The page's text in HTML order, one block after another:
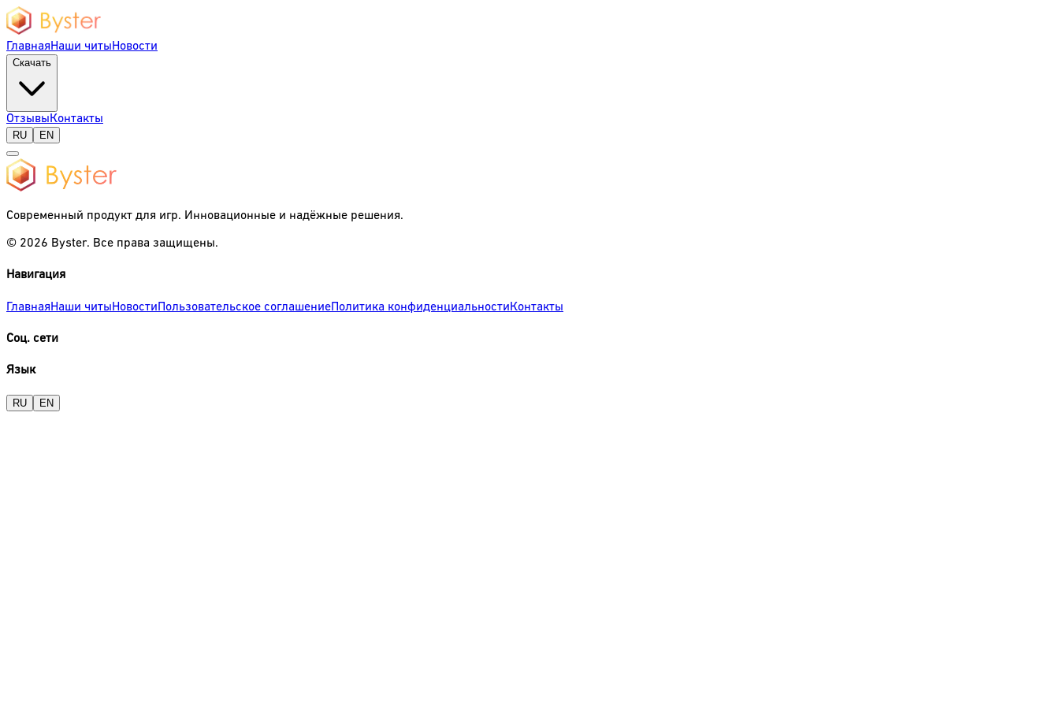
ГлавнаяНаши читыНовости
Скачать
ОтзывыКонтакты
RU EN
Современный продукт для игр. Инновационные и надёжные решения.
© 2026 Byster. Все права защищены.
Навигация
ГлавнаяНаши читыНовостиПользовательское соглашениеПолитика конфиденциальностиКонтакты
Соц. сети
Язык
RU EN